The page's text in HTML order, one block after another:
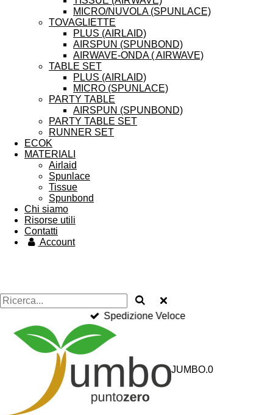
MICRO/NUVOLA (SPUNLACE)
TOVAGLIETTE
PLUS (AIRLAID)
AIRSPUN (SPUNBOND)
AIRWAVE-ONDA ( AIRWAVE)
TABLE SET
PLUS (AIRLAID)
MICRO (SPUNLACE)
PARTY TABLE
AIRSPUN (SPUNBOND)
PARTY TABLE SET
RUNNER SET
ECOK
MATERIALI
Airlaid
Spunlace
Tissue
Spunbond
Chi siamo
Risorse utili
Contatti
Account
Spedizione Veloce
JUMBO.0